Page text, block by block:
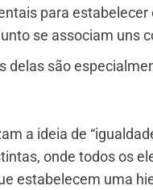
para estabelecer
se associam uns
delas são
a ideia de
onde todos os
estabelecem uma